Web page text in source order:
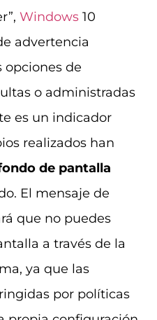
Windows10
advertencia
opciones de
o administradas
es un indicador
realizados han
de pantalla
El mensaje de
que no puedes
a través de la
ya que las
por políticas